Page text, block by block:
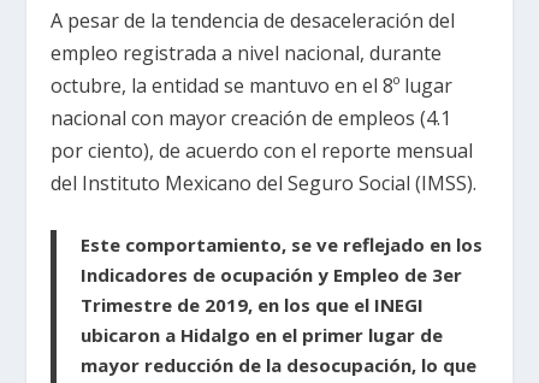
A pesar de la tendencia de desaceleración del
empleo registrada a nivel nacional, durante
octubre, la entidad se mantuvo en el 8º lugar
nacional con mayor creación de empleos (4.1
por ciento), de acuerdo con el reporte mensual
del Instituto Mexicano del Seguro Social (IMSS).
Este comportamiento, se ve reflejado en los
Indicadores de ocupación y Empleo de 3er
Trimestre de 2019, en los que el INEGI
ubicaron a Hidalgo en el primer lugar de
mayor reducción de la desocupación, lo que